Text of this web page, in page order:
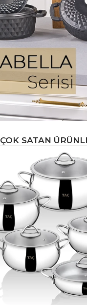
ÇOK SATAN